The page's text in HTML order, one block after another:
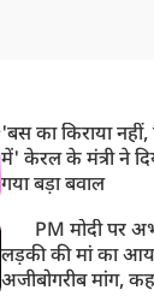
'बस का किराया
में' केरल के मंत्री ने
गया बड़ा बवाल
PM मोदी पर
लड़की की मां का
अजीबोगरीब मांग,